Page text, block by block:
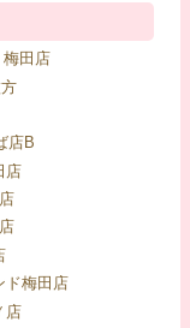
田店
店B
店
梅田店
店